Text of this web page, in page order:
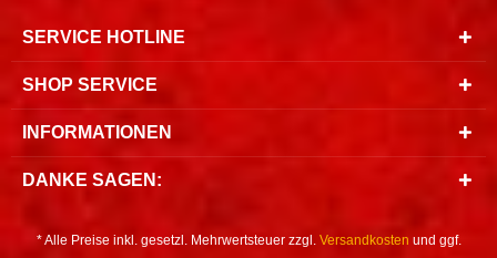
SERVICE HOTLINE
SHOP SERVICE
INFORMATIONEN
DANKE SAGEN:
* Alle Preise inkl. gesetzl. Mehrwertsteuer zzgl. Versandkosten und ggf.